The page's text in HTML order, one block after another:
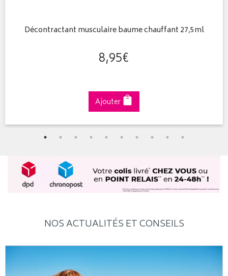
Décontractant musculaire baume chauffant 27,5ml
8,95€
Ajouter
NOS ACTUALITÉS ET CONSEILS